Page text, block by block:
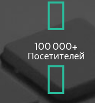
100 000+
Посетителей